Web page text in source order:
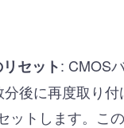
セット: CMOS
後に再度取り
ットします。この